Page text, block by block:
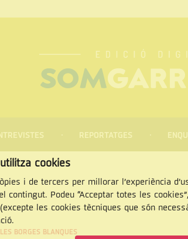
REPORTATGES
LES BORGES BLANQUES
cookies
i de tercers per millorar l’experiència
contingut. Podeu “Acceptar totes les
les cookies tècniques que són